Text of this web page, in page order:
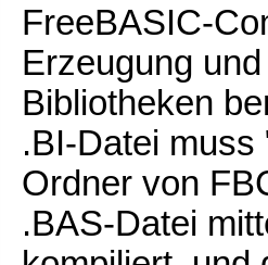
FreeBASIC-
Erzeugung
Bibliotheken
.BI-Datei
Ordner von
.BAS-Datei